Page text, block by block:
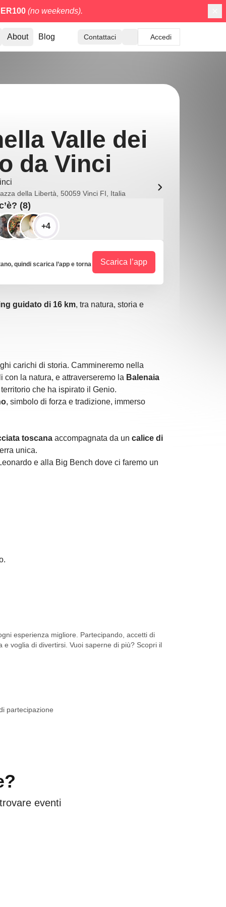
(no weekends).
About Blog Contattaci Accedi
Valle dei
da Vinci
della Libertà, 50059 Vinci FI, Italia
(8)
+4
quindi scarica l’app e torna Scarica l’app
guidato di 16 km, tra natura, storia e
carichi di storia. Cammineremo nella
con la natura, e attraverseremo la Balenaia
che ha ispirato il Genio.
, simbolo di forza e tradizione, immerso
toscana accompagnata da un calice di
unica.
e alla Big Bench dove ci faremo un
esperienza migliore. Partecipando, accetti di
voglia di divertirsi. Vuoi saperne di più? Scopri il
partecipazione
eventi